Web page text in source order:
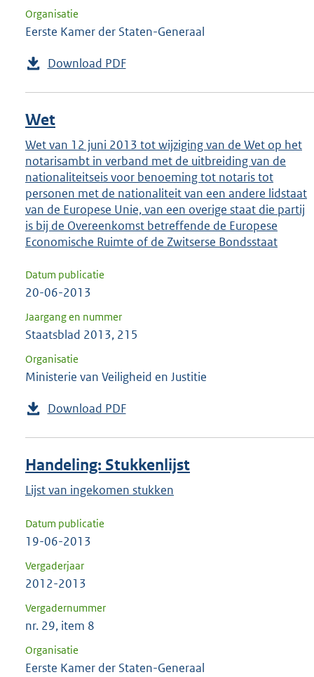
Organisatie
Eerste Kamer der Staten-Generaal
Download PDF
Wet
Wet van 12 juni 2013 tot wijziging van de Wet op het
notarisambt in verband met de uitbreiding van de
nationaliteitseis voor benoeming tot notaris tot
personen met de nationaliteit van een andere lidstaat
van de Europese Unie, van een overige staat die partij
is bij de Overeenkomst betreffende de Europese
Economische Ruimte of de Zwitserse Bondsstaat
Datum publicatie
20-06-2013
Jaargang en nummer
Staatsblad 2013, 215
Organisatie
Ministerie van Veiligheid en Justitie
Download PDF
Handeling: Stukkenlijst
Lijst van ingekomen stukken
Datum publicatie
19-06-2013
Vergaderjaar
2012-2013
Vergadernummer
nr. 29, item 8
Organisatie
Eerste Kamer der Staten-Generaal